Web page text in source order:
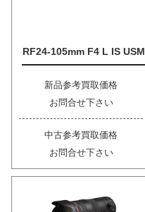
RF24-105mm F4 L IS USM
新品参考買取価格
お問合せ下さい
中古参考買取価格
お問合せ下さい